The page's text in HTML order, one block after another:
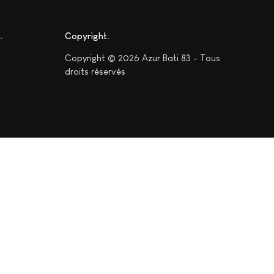
Copyright
Copyright © 2026 Azur Bati 83 - Tous
droits réservés